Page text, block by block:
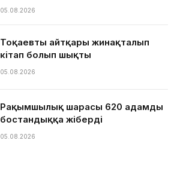
05.08.2026
Тоқаевтың айтқары жинақталып
кітап болып шықты
05.08.2026
Рақымшылық шарасы 620 адамды
бостандыққа жіберді
05.08.2026